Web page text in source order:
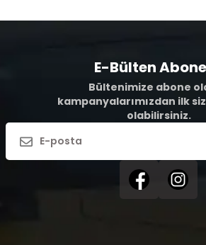
E-Bülten
Bültenimize abone
kampanyalarımızdan ilk
olabilirsiniz.